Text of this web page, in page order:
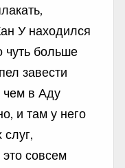
У находился
чуть больше
завести
чем в Аду
и там у него
совсем